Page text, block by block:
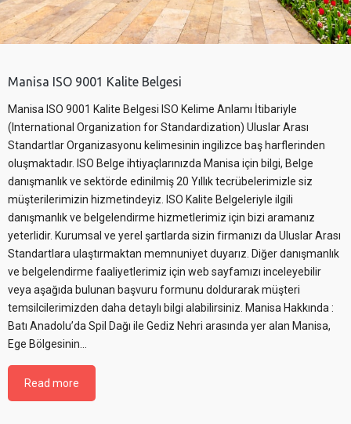
Manisa ISO 9001 Kalite Belgesi
Manisa ISO 9001 Kalite Belgesi ISO Kelime Anlamı İtibariyle
(International Organization for Standardization) Uluslar Arası
Standartlar Organizasyonu kelimesinin ingilizce baş harflerinden
oluşmaktadır. ISO Belge ihtiyaçlarınızda Manisa için bilgi, Belge
danışmanlık ve sektörde edinilmiş 20 Yıllık tecrübelerimizle siz
müşterilerimizin hizmetindeyiz. ISO Kalite Belgeleriyle ilgili
danışmanlık ve belgelendirme hizmetlerimiz için bizi aramanız
yeterlidir. Kurumsal ve yerel şartlarda sizin firmanızı da Uluslar Arası
Standartlara ulaştırmaktan memnuniyet duyarız. Diğer danışmanlık
ve belgelendirme faaliyetlerimiz için web sayfamızı inceleyebilir
veya aşağıda bulunan başvuru formunu doldurarak müşteri
temsilcilerimizden daha detaylı bilgi alabilirsiniz. Manisa Hakkında :
Batı Anadolu’da Spil Dağı ile Gediz Nehri arasında yer alan Manisa,
Ege Bölgesinin…
Read more